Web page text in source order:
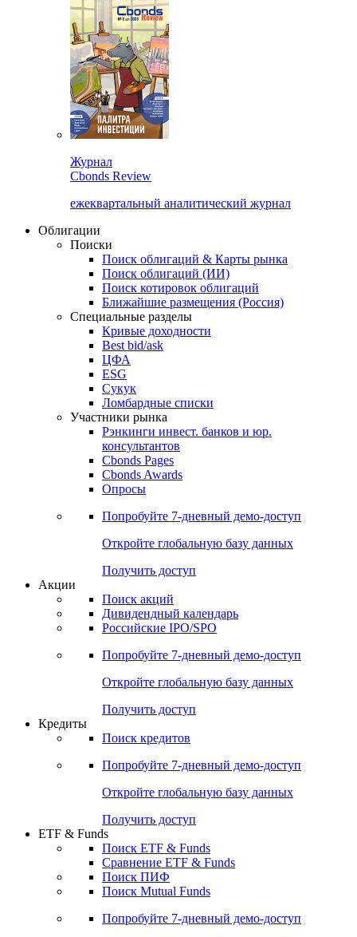
Журнал
Cbonds Review
ежеквартальный аналитический журнал
Облигации
Поиски
Поиск облигаций & Карты рынка
Поиск облигаций (ИИ)
Поиск котировок облигаций
Ближайшие размещения (Россия)
Специальные разделы
Кривые доходности
Best bid/ask
ЦФА
ESG
Сукук
Ломбардные списки
Участники рынка
Рэнкинги инвест. банков и юр.
консультантов
Cbonds Pages
Cbonds Awards
Опросы
Попробуйте 7-дневный демо-доступ
Откройте глобальную базу данных
Получить доступ
Акции
Поиск акций
Дивидендный календарь
Российские IPO/SPO
Попробуйте 7-дневный демо-доступ
Откройте глобальную базу данных
Получить доступ
Кредиты
Поиск кредитов
Попробуйте 7-дневный демо-доступ
Откройте глобальную базу данных
Получить доступ
ETF & Funds
Поиск ETF & Funds
Сравнение ETF & Funds
Поиск ПИФ
Поиск Mutual Funds
Попробуйте 7-дневный демо-доступ